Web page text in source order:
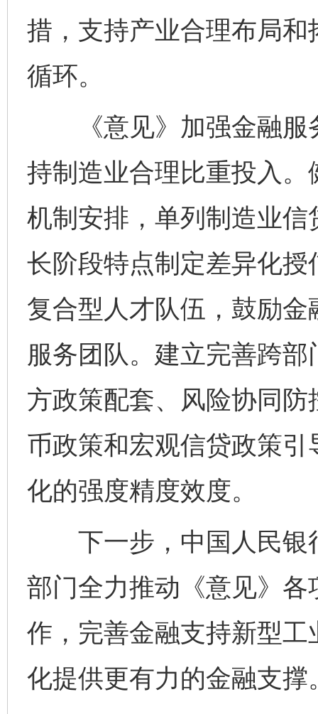
措，支持产业合理布局
循环。
《意见》加强金融服
持制造业合理比重投入
机制安排，单列制造业
长阶段特点制定差异化
复合型人才队伍，鼓励
服务团队。建立完善跨
方政策配套、风险协同
币政策和宏观信贷政策
化的强度精度效度。
下一步，中国人民银
部门全力推动《意见》
作，完善金融支持新型
化提供更有力的金融支撑